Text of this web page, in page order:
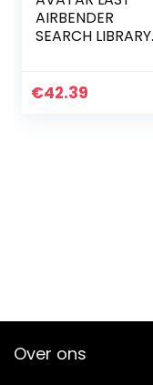
AIRBENDER
SEARCH LIBRARY
Search Library
€42.39
Over ons